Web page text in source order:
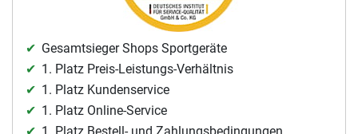
Gesamtsieger Shops Sportgeräte
1. Platz Preis-Leistungs-Verhältnis
1. Platz Kundenservice
1. Platz Online-Service